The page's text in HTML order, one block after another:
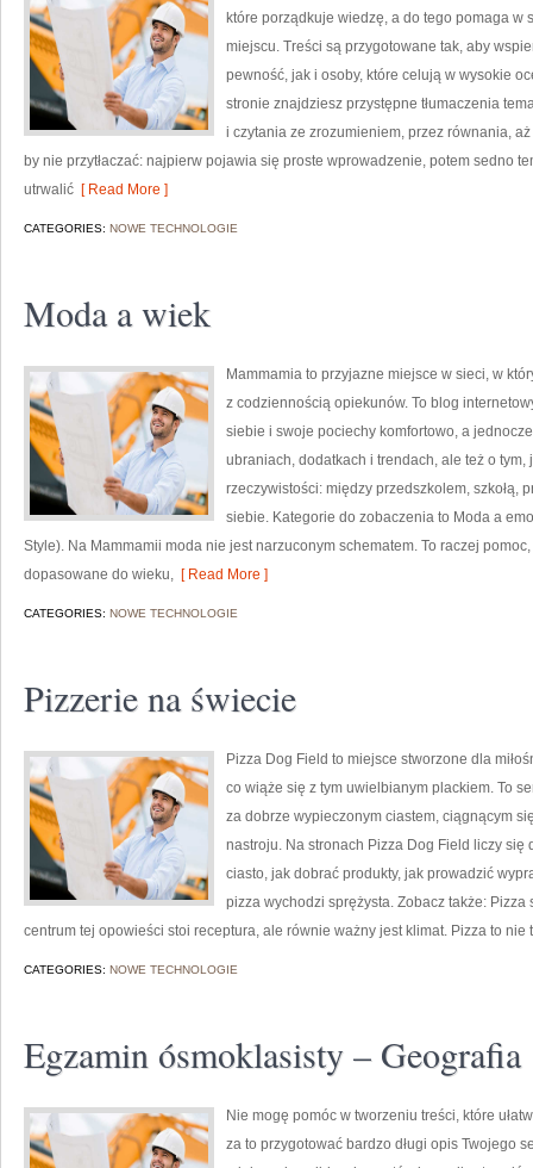
które porządkuje wiedzę, a do tego pomaga w
miejscu. Treści są przygotowane tak, aby
pewność, jak i osoby, które celują w wysokie
stronie znajdziesz przystępne tłumaczenia
i czytania ze zrozumieniem, przez równania,
by nie przytłaczać: najpierw pojawia się proste wprowadzenie, potem sedno
utrwalić [ Read More ]
CATEGORIES: NOWE TECHNOLOGIE
Moda a wiek
Mammamia to przyjazne miejsce w sieci, w
z codziennością opiekunów. To blog
siebie i swoje pociechy komfortowo, a
ubraniach, dodatkach i trendach, ale też o
rzeczywistości: między przedszkolem, szkołą,
siebie. Kategorie do zobaczenia to Moda a
Style). Na Mammamii moda nie jest narzuconym schematem. To raczej
dopasowane do wieku, [ Read More ]
CATEGORIES: NOWE TECHNOLOGIE
Pizzerie na świecie
Pizza Dog Field to miejsce stworzone dla
co wiąże się z tym uwielbianym plackiem. To
za dobrze wypieczonym ciastem, ciągnącym
nastroju. Na stronach Pizza Dog Field liczy
ciasto, jak dobrać produkty, jak prowadzić
pizza wychodzi sprężysta. Zobacz także: Pizza
centrum tej opowieści stoi receptura, ale równie ważny jest klimat. Pizza to nie
CATEGORIES: NOWE TECHNOLOGIE
Egzamin ósmoklasisty – Geografia
Nie mogę pomóc w tworzeniu treści, które
za to przygotować bardzo długi opis Twojego